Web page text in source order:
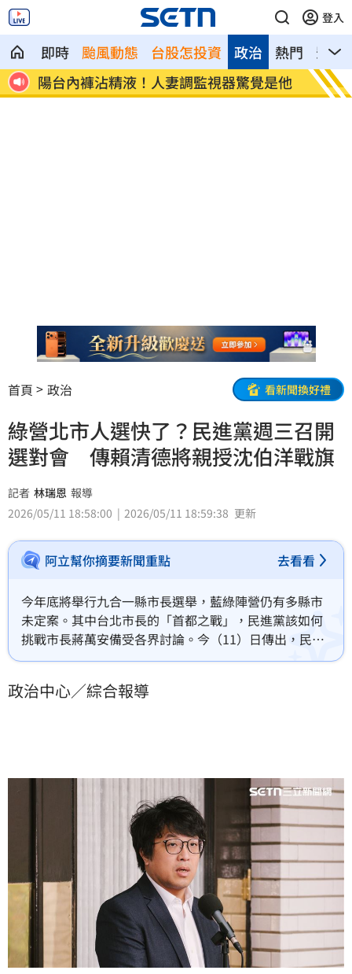
登入
即時 颱風動態 台股怎投資 熱門 影音
政治
台 陽台內褲沾精液！人妻調監視器驚覺是他 陪伴8
首頁 政治 看新聞換好禮
綠營北市人選快了？民進黨週三召開
選對會 傳賴清德將親授沈伯洋戰旗
記者 林瑞恩 報導
2026/05/11 18:58:00
2026/05/11 18:59:38 更新
阿立幫你摘要新聞重點 去看看
今年底將舉行九合一縣市長選舉，藍綠陣營仍有多縣市
未定案。其中台北市長的「首都之戰」，民進黨該如何
挑戰市長蔣萬安備受各界討論。今（11）日傳出，民進
黨將於本週三召開選對會，下午將有提名記者會，可能
政治中心／綜合報導